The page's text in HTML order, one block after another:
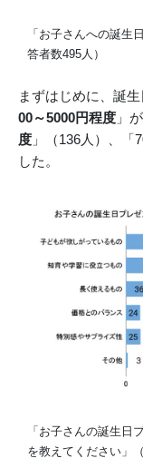
「お子さんへの誕生
答者数495人）
まずはじめに、誕
00～5000円程度 」
度 」（136人）、「
した。
「お子さんの誕生日
を教えてください」